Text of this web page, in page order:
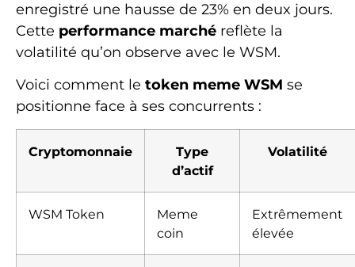
enregistré une hausse de 23% en deux jours.
Cette performance marché reflète la
volatilité qu’on observe avec le WSM.
Voici comment le token meme WSM se
positionne face à ses concurrents :
Cryptomonnaie
Type
d’actif
Volatilité
WSM Token
Meme
coin
Extrêmement
élevée